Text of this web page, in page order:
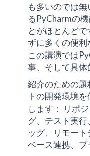
も多いのでは
るPyCharmの
とがほとんど
ずに多くの便利
この講演では
事、そして具体
紹介のための題
トの開発環境
します： リポ
グ、テスト実
ッグ、リモー
ベース連携、ブ